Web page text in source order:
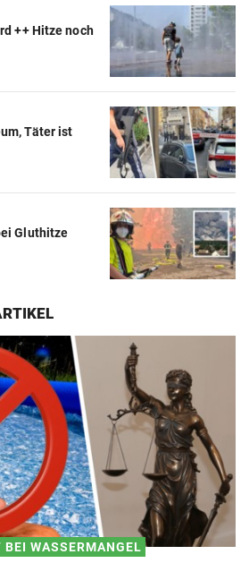
++ Hitze noch
Täter ist
Gluthitze
BEI WASSERMANGEL